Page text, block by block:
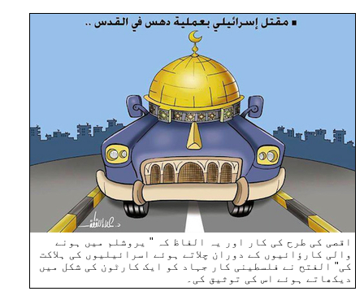
اقصی کی طرح کی کار اور یہ الفاظ کہ " یروشلم میں ہونے
والی کارؤائیوں کے دوران چلاتے ہوئے اسرائیلیوں کی ہلاکت
کی" الفتح نے فلسطینی کار جہاد کو ایک کارٹون کی شکل میں
دیکھاتے ہوئے اس کی توثیق کی۔